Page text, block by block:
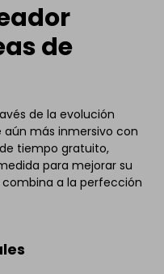
de
de la evolución
aún más inmersivo con
tiempo gratuito,
para mejorar su
combina a la perfección